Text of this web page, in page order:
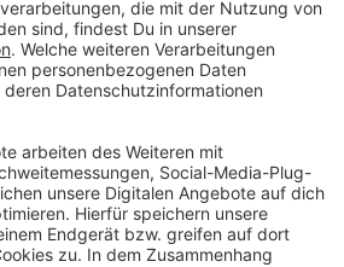
77 bis Friedrichstraße.
in engen Kontakt mit dem
Ordnungsamt abgestimmt.
einem Fernwärmeanschluss im
können per Telefon (02842
(ulrike.wilda@swkl.de) gestellt